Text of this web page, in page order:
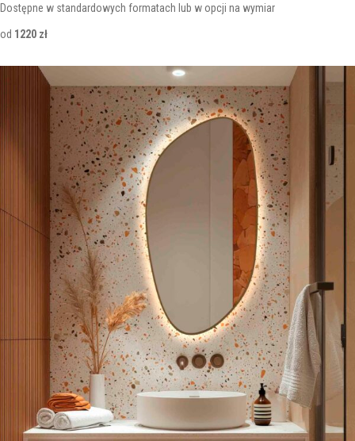
Dostępne w standardowych formatach lub w opcji na wymiar
od 1220 zł